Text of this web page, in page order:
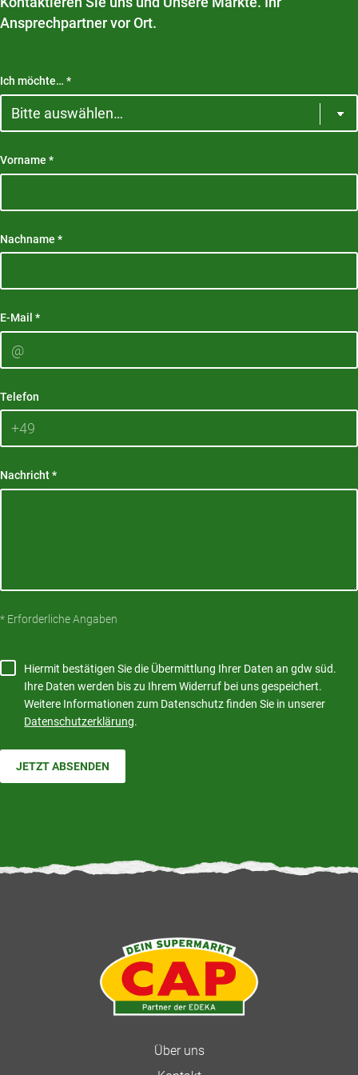
Ansprechpartner vor Ort.
Ich möchte… *
Vorname *
Nachname *
E-Mail *
Telefon
Nachricht*
* Erforderliche Angaben
Hiermit bestätigen Sie die Übermittlung Ihrer Daten an gdw süd.
Ihre Daten werden bis zu Ihrem Widerruf bei uns gespeichert.
Weitere Informationen zum Datenschutz finden Sie in unserer
Datenschutzerklärung.
JETZT ABSENDEN
Über uns